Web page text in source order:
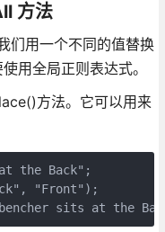
方法
用一个不同的值替换
用全局正则表达式。
方法。它可以用来
the Back";
"Front");
sits at the